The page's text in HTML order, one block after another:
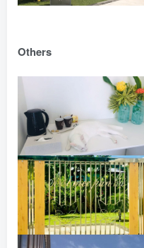
Others